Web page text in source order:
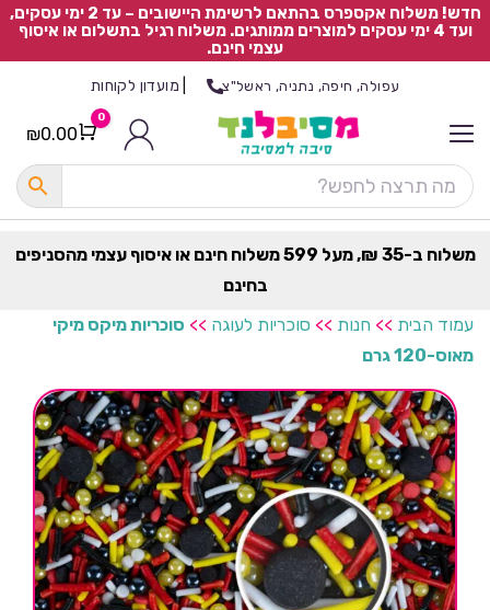
חדש! משלוח אקספרס בהתאם לרשימת היישובים – עד 2 ימי עסקים,
ועד 4 ימי עסקים למוצרים ממותגים. משלוח רגיל בתשלום או איסוף
עצמי חינם.
עפולה, חיפה, נתניה, ראשל"צ מועדון לקוחות
Cart
0
₪0.00
משלוח ב-35 ₪, מעל 599 משלוח חינם או איסוף עצמי מהסניפים
בחינם
עמוד הבית >> חנות >> סוכריות לעוגה >> סוכריות מיקס מיקי
מאוס-120 גרם